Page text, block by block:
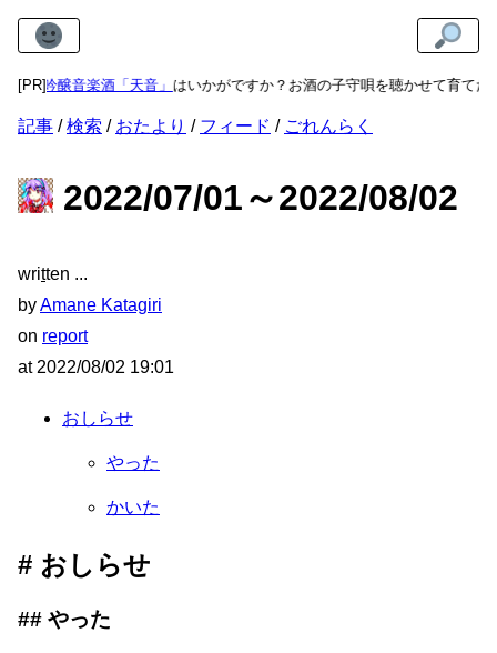
[PR]
純米吟醸音楽酒「天音」 はいかがですか？お酒の子守唄を聴かせて育てた
記事 検索 おたより フィード ごれんらく
2022/07/01～2022/08/02
written
byAmane Katagiri
on report
at 2022/08/02 19:01
おしらせ
やった
かいた
おしらせ
やった